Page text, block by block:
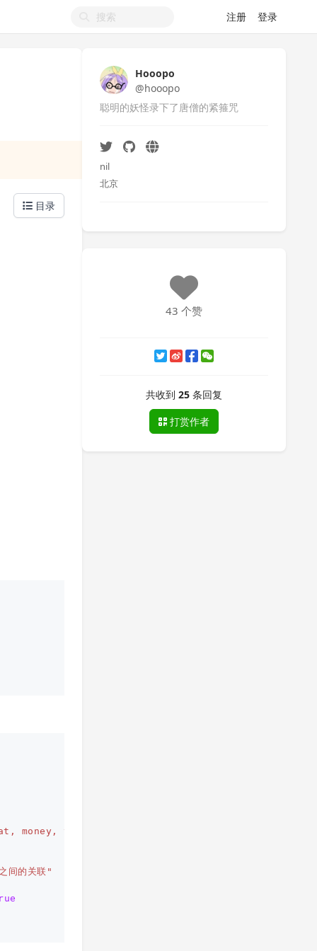
注册 登录
目录
money, timestamp, date, int4range, point"
的关联"
Hooopo
@hooopo
聪明的妖怪录下了唐僧的紧箍咒
nil
北京
43 个赞
共收到 25 条回复
打赏作者